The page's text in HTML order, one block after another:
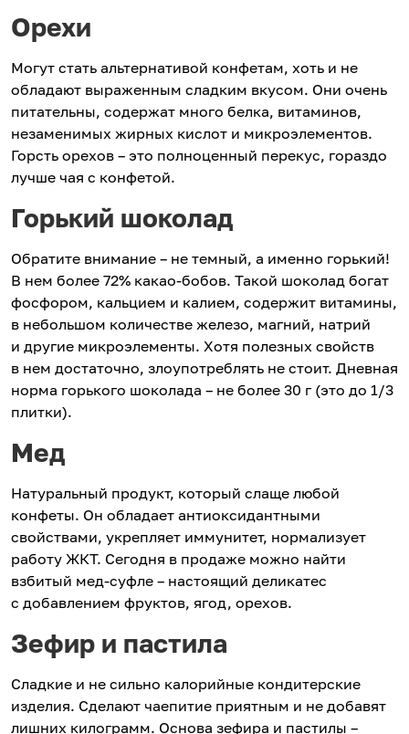
Орехи
Могут стать альтернативой конфетам, хоть и не
обладают выраженным сладким вкусом. Они очень
питательны, содержат много белка, витаминов,
незаменимых жирных кислот и микроэлементов.
Горсть орехов – это полноценный перекус, гораздо
лучше чая с конфетой.
Горький шоколад
Обратите внимание – не темный, а именно горький!
В нем более 72% какао-бобов. Такой шоколад богат
фосфором, кальцием и калием, содержит витамины,
в небольшом количестве железо, магний, натрий
и другие микроэлементы. Хотя полезных свойств
в нем достаточно, злоупотреблять не стоит. Дневная
норма горького шоколада – не более 30 г (это до 1/3
плитки).
Мед
Натуральный продукт, который слаще любой
конфеты. Он обладает антиоксидантными
свойствами, укрепляет иммунитет, нормализует
работу ЖКТ. Сегодня в продаже можно найти
взбитый мед-суфле – настоящий деликатес
с добавлением фруктов, ягод, орехов.
Зефир и пастила
Сладкие и не сильно калорийные кондитерские
изделия. Сделают чаепитие приятным и не добавят
лишних килограмм. Основа зефира и пастилы –